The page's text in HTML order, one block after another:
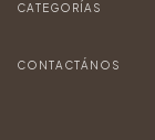
CATEGORÍAS
CONTACTÁNOS